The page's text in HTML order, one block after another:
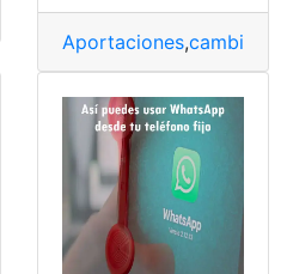
Dueño,Fijos,Teléfonos
Aportaciones,cambio